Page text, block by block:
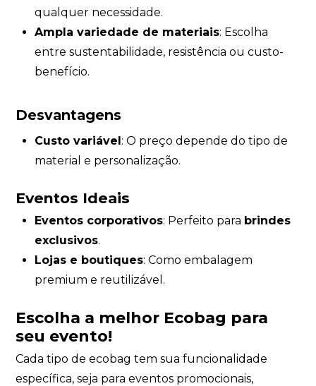
qualquer necessidade.
Ampla variedade de materiais: Escolha
entre sustentabilidade, resistência ou custo-
benefício.
Desvantagens
Custo variável : O preço depende do tipo de
material e personalização.
Eventos Ideais
Eventos corporativos: Perfeito para brindes
exclusivos.
Lojas e boutiques: Como embalagem
premium e reutilizável.
Escolha a melhor Ecobag para
seu evento!
Cada tipo de ecobag tem sua funcionalidade
específica, seja para eventos promocionais,